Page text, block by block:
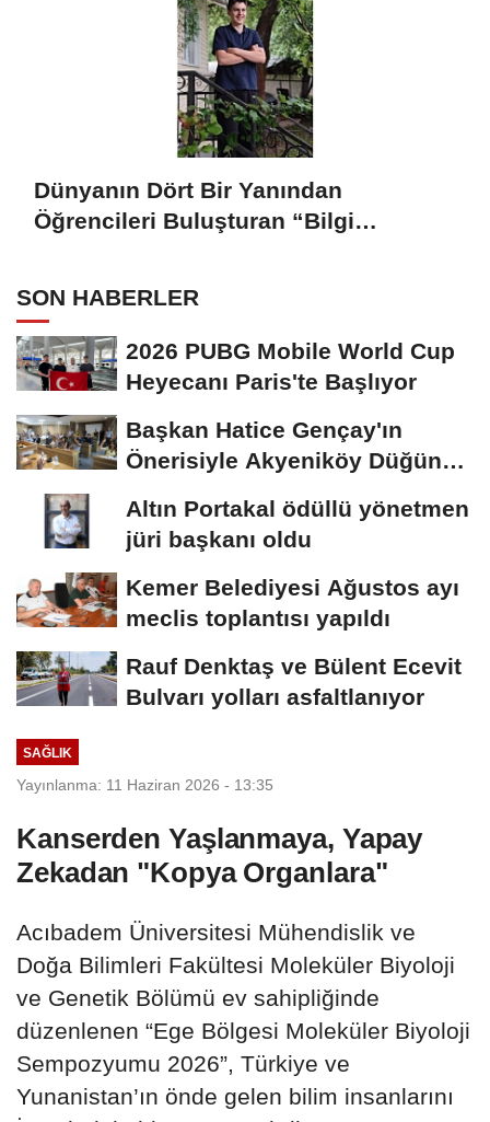
Dünyanın Dört Bir Yanından
Öğrencileri Buluşturan “Bilgi
SON HABERLER
2026 PUBG Mobile World Cup
Heyecanı Paris'te Başlıyor
Başkan Hatice Gençay'ın
Önerisiyle Akyeniköy Düğün
Altın Portakal ödüllü yönetmen
jüri başkanı oldu
Kemer Belediyesi Ağustos ayı
meclis toplantısı yapıldı
Rauf Denktaş ve Bülent Ecevit
Bulvarı yolları asfaltlanıyor
SAĞLIK
Yayınlanma: 11 Haziran 2026 - 13:35
Kanserden Yaşlanmaya, Yapay
Zekadan "Kopya Organlara"
Acıbadem Üniversitesi Mühendislik ve
Doğa Bilimleri Fakültesi Moleküler Biyoloji
ve Genetik Bölümü ev sahipliğinde
düzenlenen “Ege Bölgesi Moleküler Biyoloji
Sempozyumu 2026”, Türkiye ve
Yunanistan’ın önde gelen bilim insanlarını